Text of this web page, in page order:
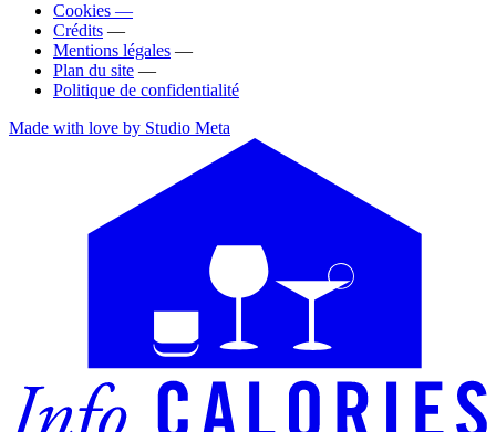
Cookies —
Crédits —
Mentions légales —
Plan du site —
Politique de confidentialité
Made with love by Studio Meta